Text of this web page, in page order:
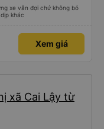
xe vẫn đợi chứ không bỏ
khác
Xem giá
xã Cai Lậy từ